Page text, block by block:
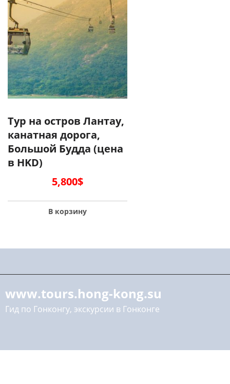
Тур на остров Лантау,
канатная дорога,
Большой Будда (цена
в HKD)
5,800$
В корзину
www.tours.hong-kong.su
Гид по Гонконгу, экскурсии в Гонконге